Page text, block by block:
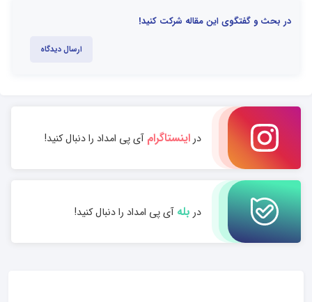
در بحث و گفتگوی این مقاله شرکت کنید!
ارسال دیدگاه
در اینستاگرامآی پی امداد را دنبال کنید!
در بلهآی پی امداد را دنبال کنید!